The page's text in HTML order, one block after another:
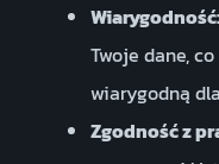
Wiarygodność:
Twoje dane,
wiarygodną
Zgodność z